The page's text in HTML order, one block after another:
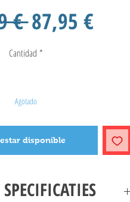
€ Precio
87,95 €Precio
Cantidad *
Agotado
disponible